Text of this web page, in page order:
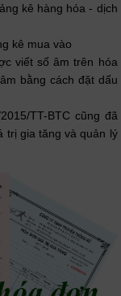
kê hàng hóa - dịch
kê mua vào
viết số âm trên hóa
bằng cách đặt dấu
TT-BTC cũng đã
trị gia tăng và quản lý